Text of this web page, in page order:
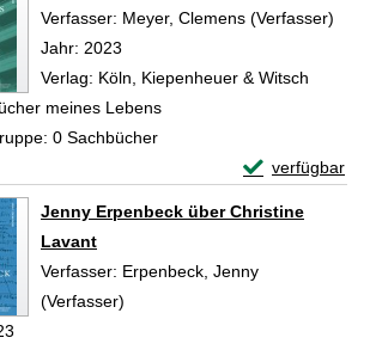
Verfasser: Meyer, Clemens (Verfasser)
Jahr: 2023
Verlag: Köln, Kiepenheuer & Witsch
meines Lebens
0 Sachbücher
verfügbar
Exemplar-
Jenny Erpenbeck über Christine
Lavant
Verfasser: Erpenbeck, Jenny
(Verfasser)